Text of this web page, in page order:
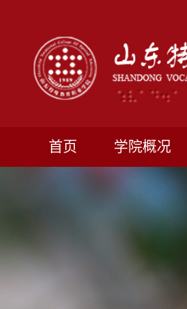
首页 学院概况